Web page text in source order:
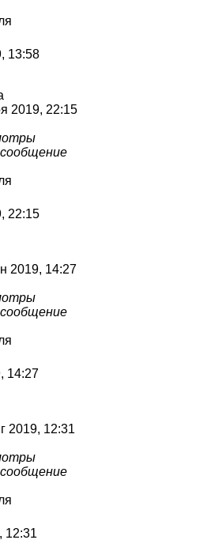
13:58
2019, 22:15
22:15
2019, 14:27
14:27
2019, 12:31
12:31